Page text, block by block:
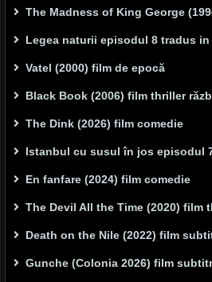
The Madness of King George
Legea naturii episodul 8 tradus in
Vatel (2000) film de epocă
Black Book (2006) film thriller
The Dink (2026) film comedie
Istanbul cu susul în jos episodul
En fanfare (2024) film comedie
The Devil All the Time (2020) film
Death on the Nile (2022) film
Gunche (Colonia 2026) film